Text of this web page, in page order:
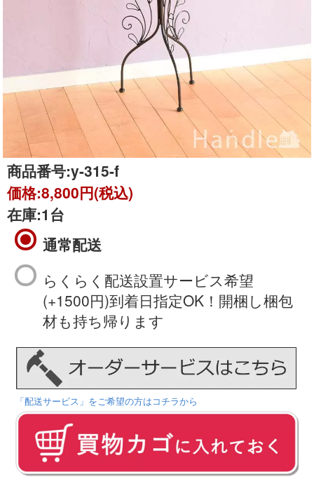
商品番号:y-315-f
価格:8,800円(税込)
在庫:1台
通常配送
らくらく配送設置サービス希望
(+1500円)到着日指定OK！開梱し梱包
材も持ち帰ります
「配送サービス」をご希望の方はコチラから